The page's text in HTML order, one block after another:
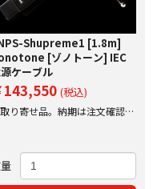
Shupreme1 [1.8m]
[ゾノトーン] IEC
ケーブル
143,550 (税込)
り寄せ品。納期は注文確認後